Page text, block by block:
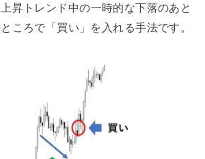
昇トレンド中の一時的な下落のあと
ころで「買い」を入れる手法です。